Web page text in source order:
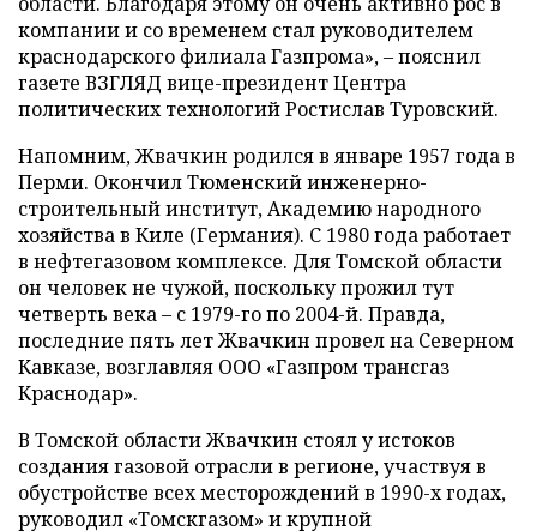
компании и со временем стал руководителем
краснодарского филиала Газпрома», – пояснил
газете ВЗГЛЯД вице-президент Центра
политических технологий Ростислав Туровский.
Напомним, Жвачкин родился в январе 1957 года в
Перми. Окончил Тюменский инженерно-
строительный институт, Академию народного
хозяйства в Киле (Германия). С 1980 года работает
в нефтегазовом комплексе. Для Томской области
он человек не чужой, поскольку прожил тут
четверть века – с 1979-го по 2004-й. Правда,
последние пять лет Жвачкин провел на Северном
Кавказе, возглавляя ООО «Газпром трансгаз
Краснодар».
В Томской области Жвачкин стоял у истоков
создания газовой отрасли в регионе, участвуя в
обустройстве всех месторождений в 1990-х годах,
руководил «Томскгазом» и крупной